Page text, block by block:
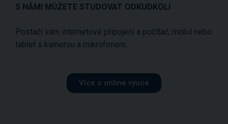
S NÁMI MŮŽETE STUDOVAT ODKUDKOLI
Postačí vám internetové připojení a počítač, mobil nebo
tablet s kamerou a mikrofonem.
Více o online výuce